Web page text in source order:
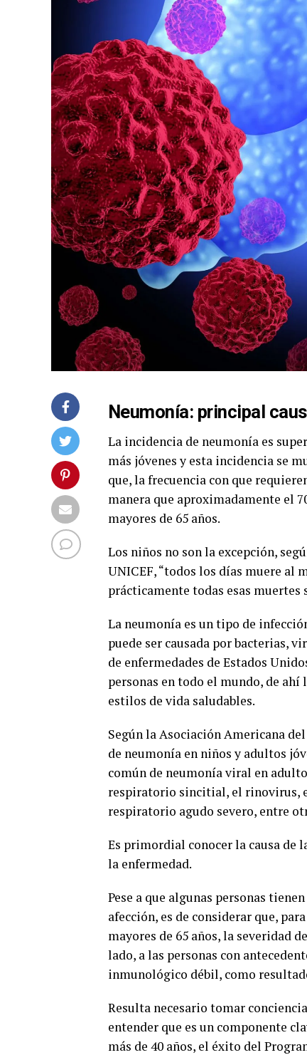
Neumonía: principal
La incidencia de neumonía es
más jóvenes y esta incidencia se
que, la frecuencia con que
manera que aproximadamente el
mayores de 65 años.
Los niños no son la excepción,
UNICEF, “todos los días muere al
prácticamente todas esas muertes
La neumonía es un tipo de
puede ser causada por bacterias,
de enfermedades de Estados
personas en todo el mundo, de
estilos de vida saludables.
Según la Asociación Americana
de neumonía en niños y adultos
común de neumonía viral en
respiratorio sincitial, el rinovirus,
respiratorio agudo severo, entre
Es primordial conocer la causa de
la enfermedad.
Pese a que algunas personas
afección, es de considerar que,
mayores de 65 años, la severidad
lado, a las personas con
inmunológico débil, como
Resulta necesario tomar
entender que es un componente
más de 40 años, el éxito del